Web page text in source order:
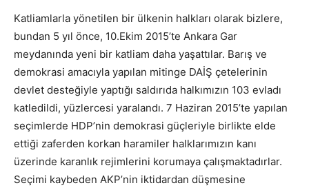
Katliamlarla yönetilen bir ülkenin halkları olarak bizlere,
bundan 5 yıl önce, 10.Ekim 2015’te Ankara Gar
meydanında yeni bir katliam daha yaşattılar. Barış ve
demokrasi amacıyla yapılan mitinge DAİŞ çetelerinin
devlet desteğiyle yaptığı saldırıda halkımızın 103 evladı
katledildi, yüzlercesi yaralandı. 7 Haziran 2015’te yapılan
seçimlerde HDP’nin demokrasi güçleriyle birlikte elde
ettiği zaferden korkan haramiler halklarımızın kanı
üzerinde karanlık rejimlerini korumaya çalışmaktadırlar.
Seçimi kaybeden AKP’nin iktidardan düşmesine